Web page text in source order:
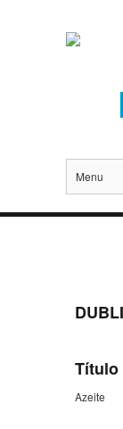
Menu
Título
Azeite